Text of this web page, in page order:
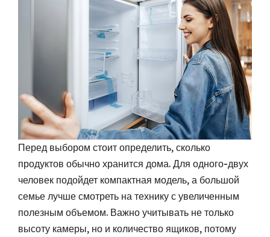
Перед выбором стоит определить, сколько
продуктов обычно хранится дома. Для одного-двух
человек подойдет компактная модель, а большой
семье лучше смотреть на технику с увеличенным
полезным объемом. Важно учитывать не только
высоту камеры, но и количество ящиков, потому